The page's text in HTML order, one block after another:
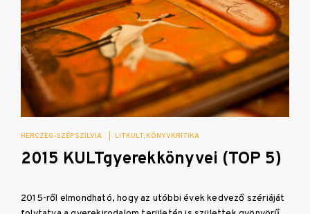
HERCZEG-SZÉP SZILVIA LITKULT KÖNYVKRITIKA
2015 KULTgyerekkönyvei (TOP 5)
2015-ről elmondható, hogy az utóbbi évek kedvező szériáját